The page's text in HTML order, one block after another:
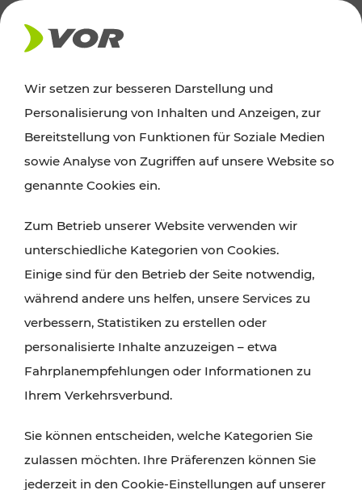
AKTUELLES
News
Alle wichtigen Meldungen zu Fahrplanänderungen,
finden Sie hier im Überblick.
Wir setzen zur besseren Darstellung und
Personalisierung von Inhalten und Anzeigen, zur
Bereitstellung von Funktionen für Soziale Medien
sowie Analyse von Zugriffen auf unsere Website so
genannte Cookies ein.
Zum Betrieb unserer Website verwenden wir
unterschiedliche Kategorien von Cookies.
Einige sind für den Betrieb der Seite notwendig,
während andere uns helfen, unsere Services zu
verbessern, Statistiken zu erstellen oder
personalisierte Inhalte anzuzeigen – etwa
Fahrplanempfehlungen oder Informationen zu
Ihrem Verkehrsverbund.
Sie können entscheiden, welche Kategorien Sie
zulassen möchten. Ihre Präferenzen können Sie
jederzeit in den Cookie-Einstellungen auf unserer